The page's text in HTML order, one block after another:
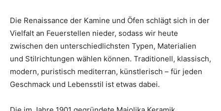
Die Renaissance der Kamine und Öfen schlägt sich in der
Vielfalt an Feuerstellen nieder, sodass wir heute
zwischen den unterschiedlichsten Typen, Materialien
und Stilrichtungen wählen können. Traditionell, klassisch,
modern, puristisch mediterran, künstlerisch – für jeden
Geschmack und Lebensstil ist etwas dabei.